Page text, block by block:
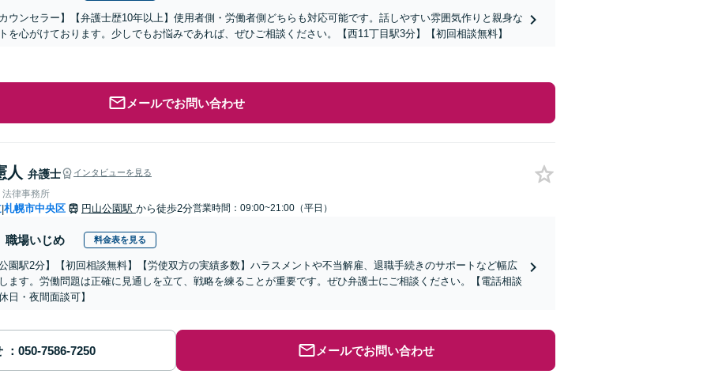
カウンセラー】【弁護士歴10年以上】使用者側・労働者側どちらも対応可能です。話しやすい雰囲気作りと親身な
を心がけております。少しでもお悩みであれば、ぜひご相談ください。【西11丁目駅3分】【初回相談無料】
メールでお問い合わせ
人 弁護士 インタビューを見る
律事務所
|札幌市中央区 円山公園駅 から徒歩2分営業時間：09:00~21:00（平日）
職場いじめ 料金表を見る
公園駅2分】【初回相談無料】【労使双方の実績多数】ハラスメントや不当解雇、退職手続きのサポートなど幅広
ます。労働問題は正確に見通しを立て、戦略を練ることが重要です。ぜひ弁護士にご相談ください。【電話相談
日・夜間面談可】
メールでお問い合わせ